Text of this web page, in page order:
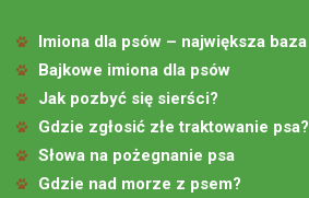
Imiona dla psów – największa baza
Bajkowe imiona dla psów
Jak pozbyć się sierści?
Gdzie zgłosić złe traktowanie psa?
Słowa na pożegnanie psa
Gdzie nad morze z psem?